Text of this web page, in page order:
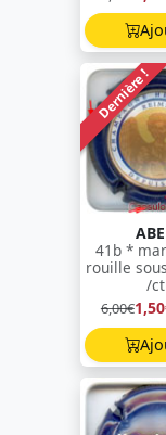
Dernière !
41b *
rouille
/
6,00€